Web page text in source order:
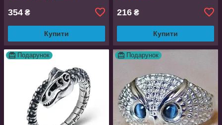
354 ₴
Купити
216 ₴
Купити
Подарунок Подарунок